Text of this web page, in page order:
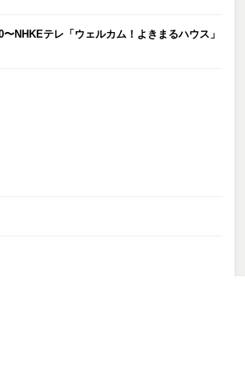
NHKEテレ「ウェルカム！よきまるハウス」